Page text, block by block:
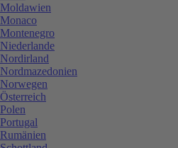
Moldawien
Monaco
Montenegro
Niederlande
Nordirland
Nordmazedonien
Norwegen
Österreich
Polen
Portugal
Rumänien